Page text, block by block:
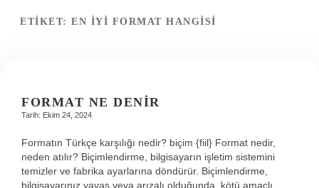
ETIKET: EN IYI FORMAT HANGISI
FORMAT NE DENIR
Tarih: Ekim 24, 2024
Formatın Türkçe karşılığı nedir? biçim {fiil} Format nedir,
neden atılır? Biçimlendirme, bilgisayarın işletim sistemini
temizler ve fabrika ayarlarına döndürür. Biçimlendirme,
bilgisayarınız yavaş veya arızalı olduğunda, kötü amaçlı